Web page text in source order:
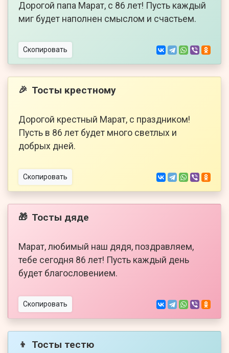
Дорогой папа Марат, с 86 лет! Пусть каждый
миг будет наполнен смыслом и счастьем.
Скопировать
🎉 Тосты крестному
Дорогой крестный Марат, с праздником!
Пусть в 86 лет будет много светлых и
добрых дней.
Скопировать
🎁 Тосты дяде
Марат, любимый наш дядя, поздравляем,
тебе сегодня 86 лет! Пусть каждый день
будет благословением.
Скопировать
👦 Тосты тестю